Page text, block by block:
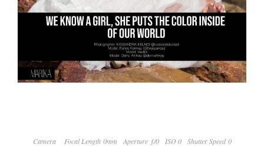
Camera Focal Length 0mm Aperture ƒ/0 ISO 0 Shutter Speed 0